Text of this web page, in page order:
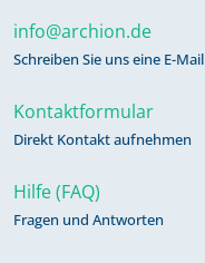
info@archion.de
Schreiben Sie uns eine E-Mail
Kontaktformular
Direkt Kontakt aufnehmen
Hilfe (FAQ)
Fragen und Antworten